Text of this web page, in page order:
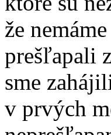
že
prešľapali
sme
v prvých